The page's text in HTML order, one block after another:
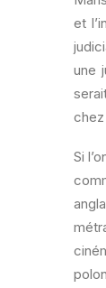
et
une
Si